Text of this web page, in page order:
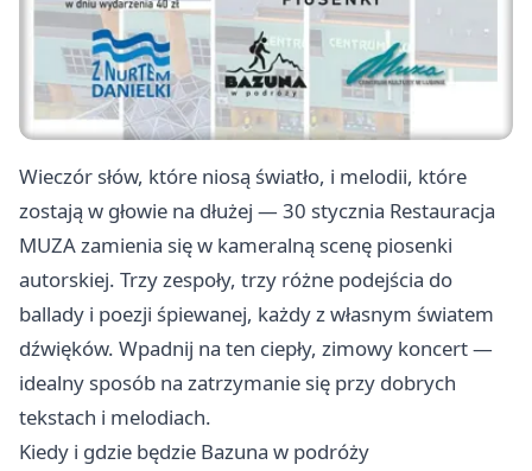
Wieczór słów, które niosą światło, i melodii, które
zostają w głowie na dłużej — 30 stycznia Restauracja
MUZA zamienia się w kameralną scenę piosenki
autorskiej. Trzy zespoły, trzy różne podejścia do
ballady i poezji śpiewanej, każdy z własnym światem
dźwięków. Wpadnij na ten ciepły, zimowy koncert —
idealny sposób na zatrzymanie się przy dobrych
tekstach i melodiach.
Kiedy i gdzie będzie Bazuna w podróży